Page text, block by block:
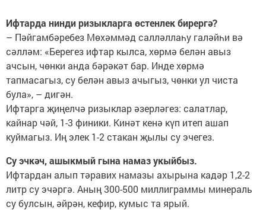
Ифтарда нинди ризыкларга өстенлек бирергә?
– Пәйгамбәребез Мөхәммәд салләллаһу галәйһи вә
сәлләм: «Берегез ифтар кылса, хөрмә белән авыз
ачсын, чөнки анда бәрәкәт бар. Инде хөрмә
тапмасагыз, су белән авыз ачыгыз, чөнки ул чиста
була», – дигән.
Ифтарга җиңелчә ризыклар әзерләгез: салатлар,
кайнар чәй, 1-3 финики. Кинәт кенә күп итеп ашап
куймагыз. Иң элек 1-2 стакан җылы су эчегез.
Су эчкәч, ашыкмый гына намаз укыйбыз.
Ифтардан алып тәравих намазы ахырына кадәр 1,2-2
литр су эчәргә. Аның 300-500 миллиграммы минераль
су булсын, әйрән, кефир, кумыс та ярый.